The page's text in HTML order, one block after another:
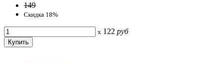
149
Скидка 18%
x 122 руб